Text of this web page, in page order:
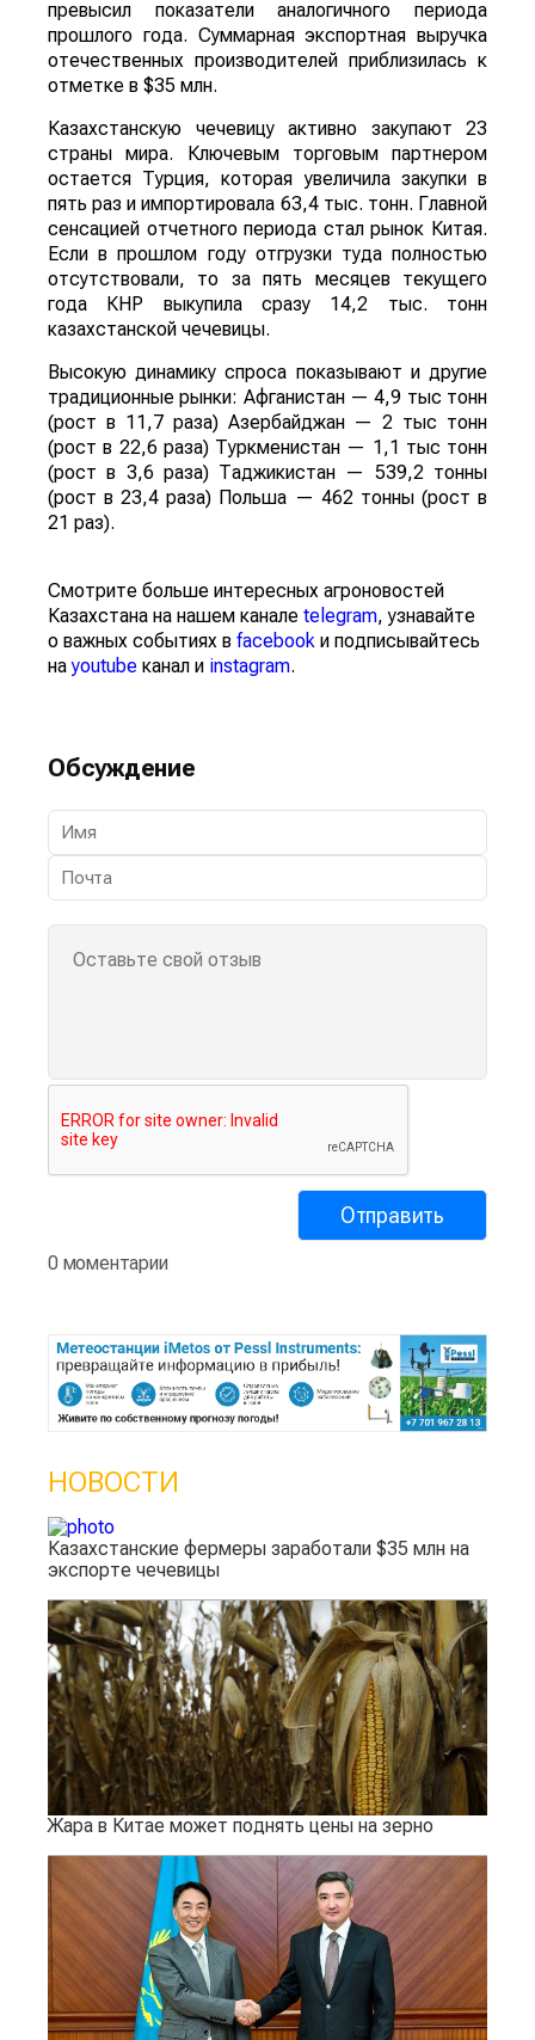
превысил показатели аналогичного периода
прошлого года. Суммарная экспортная выручка
отечественных производителей приблизилась к
отметке в $35 млн.
Казахстанскую чечевицу активно закупают 23
страны мира. Ключевым торговым партнером
остается Турция, которая увеличила закупки в
пять раз и импортировала 63,4 тыс. тонн. Главной
сенсацией отчетного периода стал рынок Китая.
Если в прошлом году отгрузки туда полностью
отсутствовали, то за пять месяцев текущего
года КНР выкупила сразу 14,2 тыс. тонн
казахстанской чечевицы.
Высокую динамику спроса показывают и другие
традиционные рынки: Афганистан — 4,9 тыс тонн
(рост в 11,7 раза) Азербайджан — 2 тыс тонн
(рост в 22,6 раза) Туркменистан — 1,1 тыс тонн
(рост в 3,6 раза) Таджикистан — 539,2 тонны
(рост в 23,4 раза) Польша — 462 тонны (рост в
21 раз).
Смотрите больше интересных агроновостей
Казахстана на нашем канале telegram, узнавайте
о важных событиях в facebook и подписывайтесь
наyoutube канал и instagram.
Обсуждение
0 моментарии
НОВОСТИ
Казахстанские фермеры заработали $35 млн на
экспорте чечевицы
Жара в Китае может поднять цены на зерно